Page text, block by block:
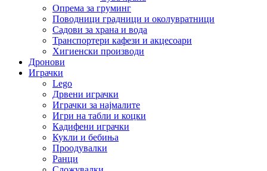
Опрема за груминг
Поводници градници и околувратници
Садови за храна и вода
Транспортери кафези и акцесоари
Хигиенски производи
Дронови
Играчки
Lego
Дрвени играчки
Играчки за најмалите
Игри на табли и коцки
Кадифени играчки
Кукли и бебиња
Проодувалки
Ранци